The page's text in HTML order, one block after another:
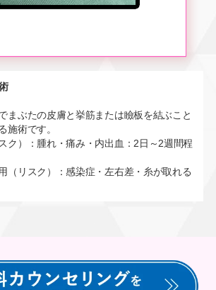
まぶたの皮膚と挙筋または瞼板を結ぶこと
施術です。
ク）：腫れ・痛み・内出血：2日～2週間程
（リスク）：感染症・左右差・糸が取れる